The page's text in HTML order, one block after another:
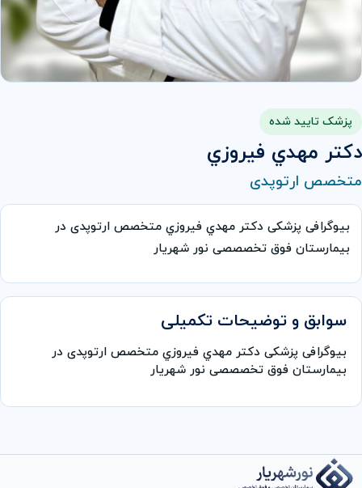
پزشک تایید شده
دكتر مهدي فيروزي
متخصص ارتوپدی
بیوگرافی پزشکی دكتر مهدي فيروزي متخصص ارتوپدی در
بیمارستان فوق تخصصصی نور شهریار
سوابق و توضیحات تکمیلی
بیوگرافی پزشکی دكتر مهدي فيروزي متخصص ارتوپدی در
بیمارستان فوق تخصصصی نور شهریار